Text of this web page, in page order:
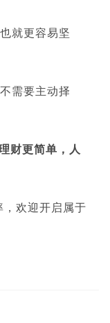
就更容易坚
需要主动择
财更简单，人
，欢迎开启属于